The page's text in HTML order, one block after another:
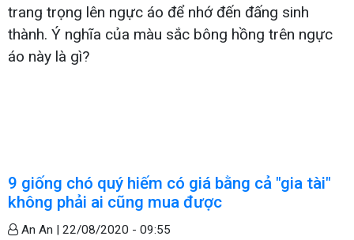
trang trọng lên ngực áo để nhớ đến đấng sinh
thành. Ý nghĩa của màu sắc bông hồng trên ngực
áo này là gì?
9 giống chó quý hiếm có giá bằng cả "gia tài"
không phải ai cũng mua được
An An | 22/08/2020 - 09:55